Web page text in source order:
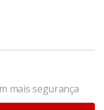
mais segurança